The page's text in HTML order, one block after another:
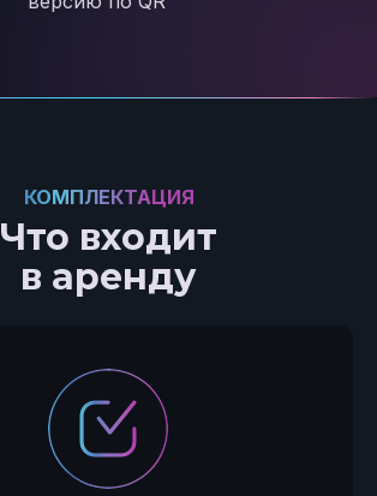
Что входит
в аренду
КОМПЛЕКТАЦИЯ